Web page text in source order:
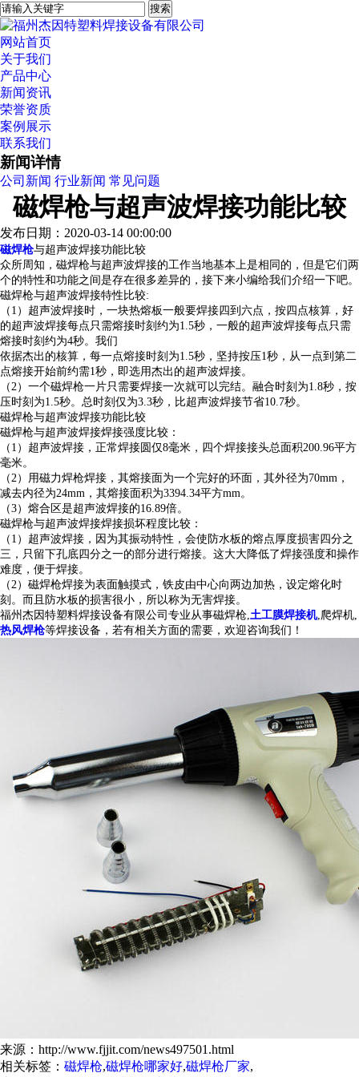
网站首页
关于我们
产品中心
新闻资讯
荣誉资质
案例展示
联系我们
新闻详情
公司新闻 行业新闻 常见问题
磁焊枪与超声波焊接功能比较
发布日期：2020-03-14 00:00:00
磁焊枪与超声波焊接功能比较
众所周知，磁焊枪与超声波焊接的工作当地基本上是相同的，但是它们两
个的特性和功能之间是存在很多差异的，接下来小编给我们介绍一下吧。
磁焊枪与超声波焊接特性比较:
（1）超声波焊接时，一块热熔板一般要焊接四到六点，按四点核算，好
的超声波焊接每点只需熔接时刻约为1.5秒，一般的超声波焊接每点只需
熔接时刻约为4秒。我们
依据杰出的核算，每一点熔接时刻为1.5秒，坚持按压1秒，从一点到第二
点熔接开始前约需1秒，即选用杰出的超声波焊接。
（2）一个磁焊枪一片只需要焊接一次就可以完结。融合时刻为1.8秒，按
压时刻为1.5秒。总时刻仅为3.3秒，比超声波焊接节省10.7秒。
磁焊枪与超声波焊接功能比较
磁焊枪与超声波焊接焊接强度比较：
（1）超声波焊接，正常焊接圆仅8毫米，四个焊接接头总面积200.96平方
毫米。
（2）用磁力焊枪焊接，其熔接面为一个完好的环面，其外径为70mm，
减去内径为24mm，其熔接面积为3394.34平方mm。
（3）熔合区是超声波焊接的16.89倍。
磁焊枪与超声波焊接焊接损坏程度比较：
（1）超声波焊接，因为其振动特性，会使防水板的熔点厚度损害四分之
三，只留下孔底四分之一的部分进行熔接。这大大降低了焊接强度和操作
难度，便于焊接。
（2）磁焊枪焊接为表面触摸式，铁皮由中心向两边加热，设定熔化时
刻。而且防水板的损害很小，所以称为无害焊接。
福州杰因特塑料焊接设备有限公司专业从事磁焊枪,土工膜焊接机,爬焊机,
热风焊枪等焊接设备，若有相关方面的需要，欢迎咨询我们！
来源：http://www.fjjit.com/news497501.html
相关标签： 磁焊枪,磁焊枪哪家好,磁焊枪厂家,